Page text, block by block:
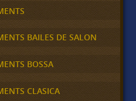
BAILES DE SALON
BOSSA
CLASICA